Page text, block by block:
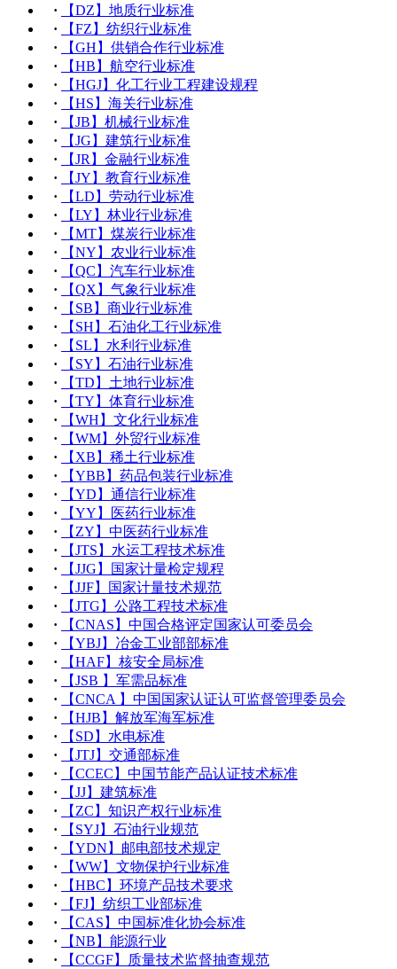
·
【DZ】地质行业标准
·
【FZ】纺织行业标准
·
【GH】供销合作行业标准
·
【HB】航空行业标准
·
【HGJ】化工行业工程建设规程
·
【HS】海关行业标准
·
【JB】机械行业标准
·
【JG】建筑行业标准
·
【JR】金融行业标准
·
【JY】教育行业标准
·
【LD】劳动行业标准
·
【LY】林业行业标准
·
【MT】煤炭行业标准
·
【NY】农业行业标准
·
【QC】汽车行业标准
·
【QX】气象行业标准
·
【SB】商业行业标准
·
【SH】石油化工行业标准
·
【SL】水利行业标准
·
【SY】石油行业标准
·
【TD】土地行业标准
·
【TY】体育行业标准
·
【WH】文化行业标准
·
【WM】外贸行业标准
·
【XB】稀土行业标准
·
【YBB】药品包装行业标准
·
【YD】通信行业标准
·
【YY】医药行业标准
·
【ZY】中医药行业标准
·
【JTS】水运工程技术标准
·
【JJG】国家计量检定规程
·
【JJF】国家计量技术规范
·
【JTG】公路工程技术标准
·
【CNAS】中国合格评定国家认可委员会
·
【YBJ】冶金工业部部标准
·
【HAF】核安全局标准
·
【JSB 】军需品标准
·
【CNCA 】中国国家认证认可监督管理委员会
·
【HJB】解放军海军标准
·
【SD】水电标准
·
【JTJ】交通部标准
·
【CCEC】中国节能产品认证技术标准
·
【JJ】建筑标准
·
【ZC】知识产权行业标准
·
【SYJ】石油行业规范
·
【YDN】邮电部技术规定
·
【WW】文物保护行业标准
·
【HBC】环境产品技术要求
·
【FJ】纺织工业部标准
·
【CAS】中国标准化协会标准
·
【NB】能源行业
·
【CCGF】质量技术监督抽查规范